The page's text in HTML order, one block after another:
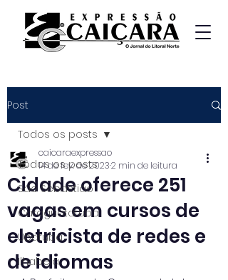
Post
Todos os posts
São Sebastião
Caraguatatuba
Ubatuba
Ilhabela
Todos os posts
Cidade oferece 251
vagas em cursos de
eletricista de redes e
de idiomas
caicaraexpressao
14 de fev. de 20232 min de leitura